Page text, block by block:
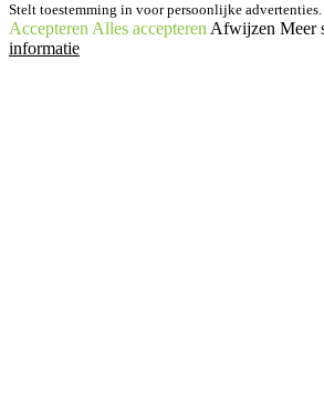
Stelt toestemming in voor persoonlijke advertenties.
Accepteren Alles accepteren Afwijzen Meer
informatie